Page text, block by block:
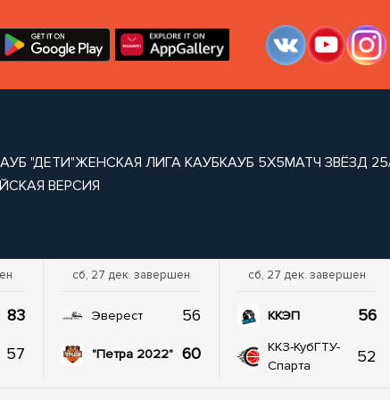
"ДЕТИ"ЖЕНСКАЯ ЛИГА КАУБКАУБ 5Х5МАТЧ ЗВЁЗД
ВЕРСИЯ
83
57
сб, 27 дек. завершен
Эверест 56
"Петра 2022" 60
сб, 27 дек. завершен
ККЭП 56
ККЗ-КубГТУ-
Спарта
52